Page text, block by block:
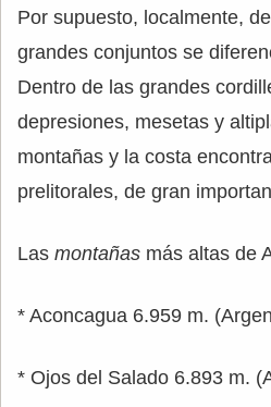
Por supuesto, localmente,
grandes conjuntos se
Dentro de las grandes
depresiones, mesetas y
montañas y la costa
prelitorales, de gran
Las montañas más altas de
* Aconcagua 6.959 m.
* Ojos del Salado 6.893 m.